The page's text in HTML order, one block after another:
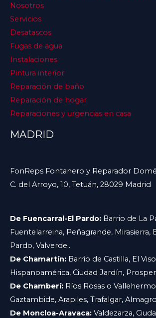
Nosotros
Servicios
Desatascos
Fugas de agua
Instalaciones
Pintura interior
Reparación de baño
Reparación de hogar
Reparaciones y urgencias en casa
MADRID
FonReps Fontanero y Reparador
C. del Arroyo, 10, Tetuán, 28029 Madrid
De Fuencarral-El Pardo: Barrio de La
Fuentelarreina, Peñagrande, Mirasierra,
Pardo, Valverde..
De Chamartín: Barrio de Castilla, El
Hispanoamérica, Ciudad Jardín,
De Chamberí: Ríos Rosas o
Gaztambide, Arapiles, Trafalgar,
De Moncloa-Aravaca: Valdezarza,